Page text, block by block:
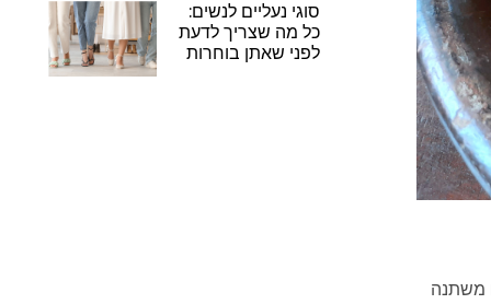
משתנה
סוגי נעליים לנשים:
כל מה שצריך לדעת
לפני שאתן בוחרות